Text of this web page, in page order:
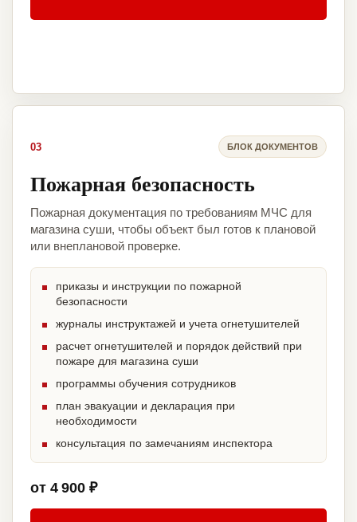
03 БЛОК ДОКУМЕНТОВ
Пожарная безопасность
Пожарная документация по требованиям МЧС для
магазина суши, чтобы объект был готов к плановой
или внеплановой проверке.
приказы и инструкции по пожарной
безопасности
журналы инструктажей и учета огнетушителей
расчет огнетушителей и порядок действий при
пожаре для магазина суши
программы обучения сотрудников
план эвакуации и декларация при
необходимости
консультация по замечаниям инспектора
от 4 900 ₽